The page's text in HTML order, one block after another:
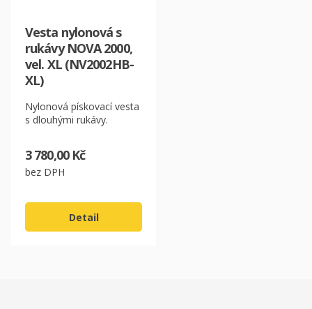
Vesta nylonová s
rukávy NOVA 2000,
vel. XL (NV2002HB-
XL)
Nylonová pískovací vesta
s dlouhými rukávy.
3 780,00 Kč
bez DPH
Detail